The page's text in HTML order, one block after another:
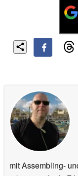
mit Assembling-